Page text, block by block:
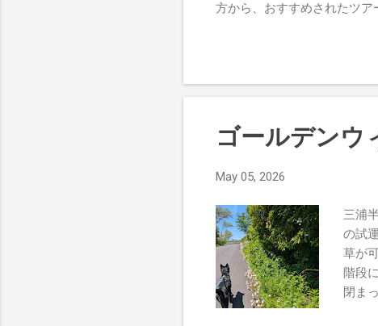
方から、おすすめされたツ
ギリに旦那に起こされると
ており、どこに並ぶかわか
山口へのバスの中、飯田市
なった祭があるとか。こう
きました。最終的に登山口に
ないと聞いていたので、いつ
手前が私。10年使っている
音を立てています。白い河原
すね。こういう酸化した鉄
トイレと水場があります。そ...
ゴールデンウ
May 05, 2026
三浦
の試
草が
階段
閉ま